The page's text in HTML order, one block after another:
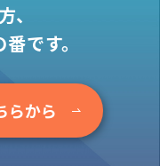
ド
て
、
です。
らから